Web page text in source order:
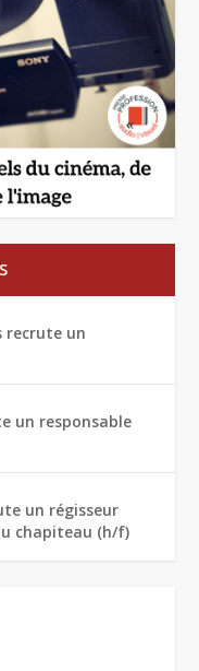
recrute un
un responsable
un régisseur
chapiteau (h/f)